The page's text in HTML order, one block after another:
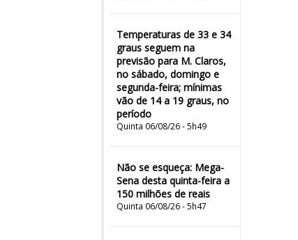
Temperaturas de 33 e 34
graus seguem na
previsão para M. Claros,
no sábado, domingo e
segunda-feira; mínimas
vão de 14 a 19 graus, no
período
Quinta 06/08/26 - 5h49
Não se esqueça: Mega-
Sena desta quinta-feira a
150 milhões de reais
Quinta 06/08/26 - 5h47